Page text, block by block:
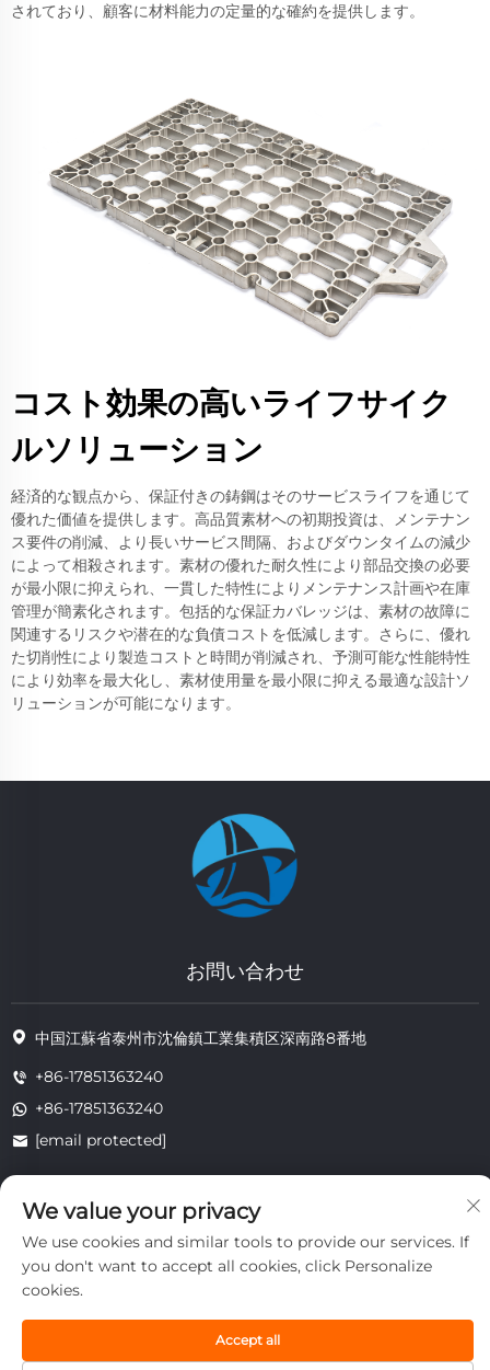
されており、顧客に材料能力の定量的な確約を提供します。
コスト効果の高いライフサイク
ルソリューション
経済的な観点から、保証付きの鋳鋼はそのサービスライフを通じて
優れた価値を提供します。高品質素材への初期投資は、メンテナン
ス要件の削減、より長いサービス間隔、およびダウンタイムの減少
によって相殺されます。素材の優れた耐久性により部品交換の必要
が最小限に抑えられ、一貫した特性によりメンテナンス計画や在庫
管理が簡素化されます。包括的な保証カバレッジは、素材の故障に
関連するリスクや潜在的な負債コストを低減します。さらに、優れ
た切削性により製造コストと時間が削減され、予測可能な性能特性
により効率を最大化し、素材使用量を最小限に抑える最適な設計ソ
リューションが可能になります。
お問い合わせ
中国江蘇省泰州市沈倫鎮工業集積区深南路8番地
+86-17851363240
+86-17851363240
[email protected]
著作権 © 2025 江蘇省通州耐熱技術有限公司。すべての権利は留保されま
す。
プライバシー
We value your privacy
We use cookies and similar tools to provide our services. If
you don't want to accept all cookies, click Personalize
cookies.
Accept all